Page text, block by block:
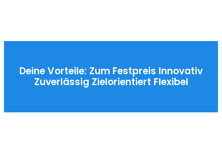
Deine Vorteile: Zum Festpreis Innovativ
Zuverlässig Zielorientiert Flexibel